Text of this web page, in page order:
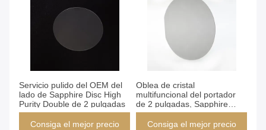
Servicio pulido del OEM del
lado de Sapphire Disc High
Purity Double de 2 pulgadas
Consiga el mejor precio
Oblea de cristal
multifuncional del portador
de 2 pulgadas, Sapphire
Substrate Single Side Flat
Consiga el mejor precio